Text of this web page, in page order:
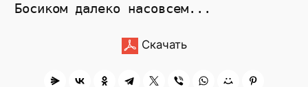
Босиком далеко насовсем...
Скачать